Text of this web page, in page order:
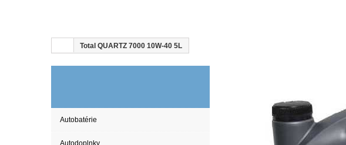
Total QUARTZ 7000 10W-40 5L
Autobatérie
Autodoplnky